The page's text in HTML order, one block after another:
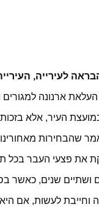
לעירייה, העירייה
למגורים ולעסקים בין
העיר, אלא
שהבחירות
את פצעי העבר בכל
שנים, כאשר
לעשות, אם